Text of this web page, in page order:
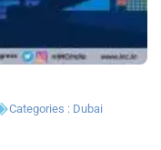
Categories : Dubai